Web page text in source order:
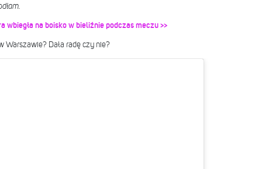
wbiegła na boisko w bieliźnie podczas meczu >>
Warszawie? Dała radę czy nie?